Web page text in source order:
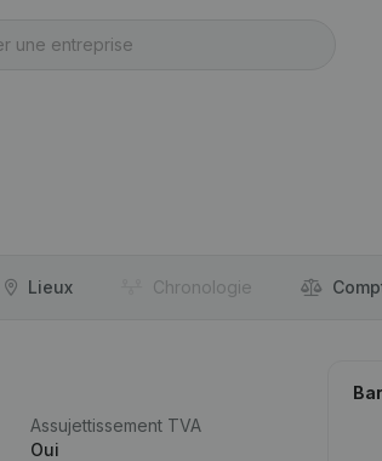
Lieux Chronologie
Assujettissement TVA
Oui